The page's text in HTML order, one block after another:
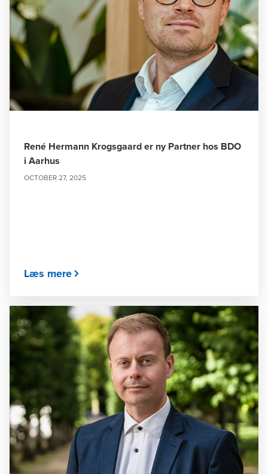
René Hermann Krogsgaard er ny Partner hos BDO
i Aarhus
OCTOBER 27, 2025
Læs mere